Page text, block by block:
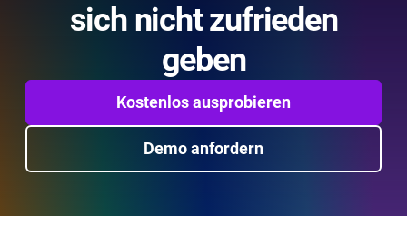
sich nicht zufrieden
geben
Kostenlos ausprobieren
Demo anfordern